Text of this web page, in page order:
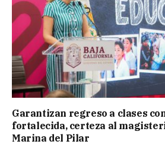
Garantizan regreso a clases
fortalecida, certeza al
Marina del Pilar